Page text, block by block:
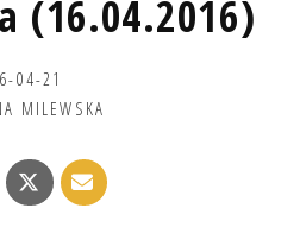
(16.04.2016)
04-21
MILEWSKA